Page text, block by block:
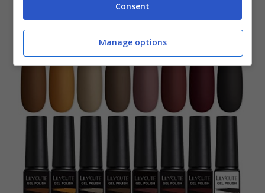
Consent
Manage options